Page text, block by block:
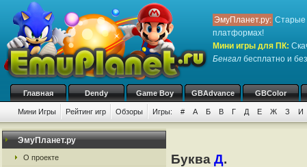
ЭмуПланет.ру: Старые
платформах!
Мини игры для ПК:
Бенгал бесплатно и
Главная Dendy Game Boy GBAdvance GBColor
Мини Игры Рейтинг игр Обзоры Игры: # А Б В Г Д Е Ж З И
ЭмуПланет.ру
О проекте Буква Д.